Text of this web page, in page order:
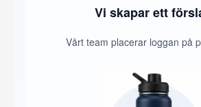
Vi skapar ett
Vårt team placerar loggan på